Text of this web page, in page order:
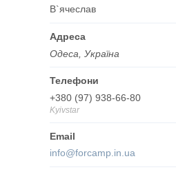
В`ячеслав
Одеса, Україна
+380 (97) 938-66-80
Kyivstar
info@forcamp.in.ua